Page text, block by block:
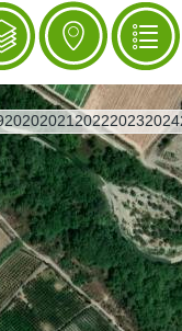
20202021202220232024